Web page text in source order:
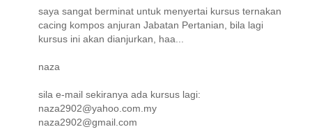
saya sangat berminat untuk menyertai kursus ternakan
cacing kompos anjuran Jabatan Pertanian, bila lagi
kursus ini akan dianjurkan, haa...
naza
sila e-mail sekiranya ada kursus lagi:
naza2902@yahoo.com.my
naza2902@gmail.com